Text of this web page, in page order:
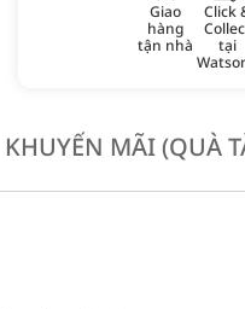
Giao
hàng
tận nhà
Click
tại
KHUYẾN MÃI (QUÀ